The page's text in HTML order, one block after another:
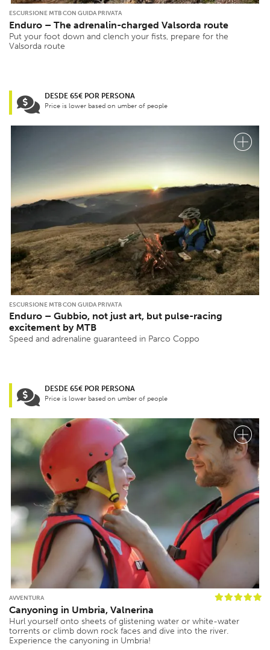
ESCURSIONE MTB CON GUIDA PRIVATA
Enduro – The adrenalin-charged Valsorda route
Put your foot down and clench your fists, prepare for the
Valsorda route
DESDE 65€ POR PERSONA
Price is lower based on umber of people
ESCURSIONE MTB CON GUIDA PRIVATA
Enduro – Gubbio, not just art, but pulse-racing
excitement by MTB
Speed ​​and adrenaline guaranteed in Parco Coppo
DESDE 65€ POR PERSONA
Price is lower based on umber of people
AVVENTURA
Canyoning in Umbria, Valnerina
Hurl yourself onto sheets of glistening water or white-water
torrents or climb down rock faces and dive into the river.
Experience the canyoning in Umbria!